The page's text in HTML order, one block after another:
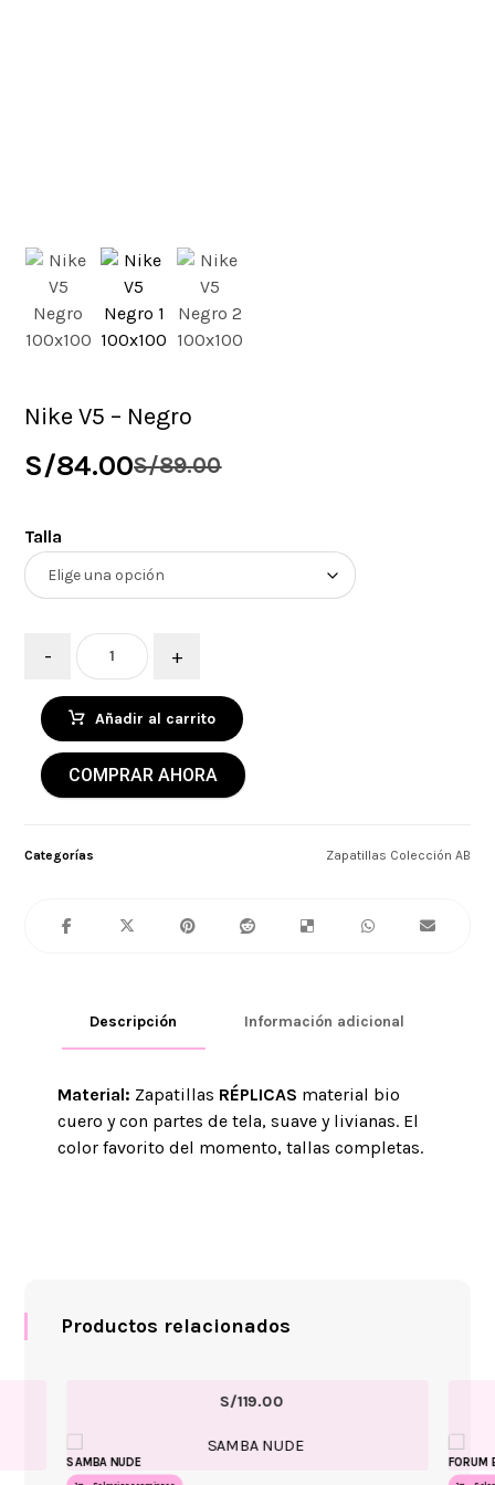
Nike V5 – Negro
S/89.00
S/84.00
Talla
- +
Añadir al carrito
COMPRAR AHORA
Categorías Zapatillas Colección AB
Descripción Información adicional
Material: Zapatillas RÉPLICAS material bio
cuero y con partes de tela, suave y livianas. El
color favorito del momento, tallas completas.
Productos relacionados
SAMBA NUDE
S/119.00
FORUM